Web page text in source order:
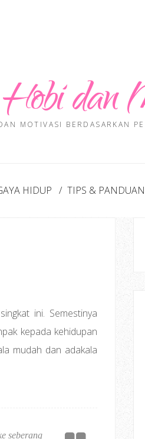
dan
MOTIVASI BERDASARKAN
HIDUP TIPS & PANDUAN
ini. Semestinya
kepada kehidupan
mudah dan adakala
seberang